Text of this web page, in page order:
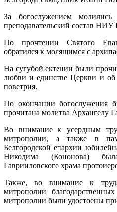
За богослужением молились
преподавательский состав НИУ
По прочтении Святого
обратился к молящимся с
На сугубой ектении были
любви и единстве Церкви и об
поветрия.
По окончании богослужения
прочитана молитва Архангелу
Во внимание к усердным
митрополии, а также в
Белгородской епархии
Никодима (Кононова)
Гаврииловского храма
Также, во внимание к
митрополии
митрополии были удостоены